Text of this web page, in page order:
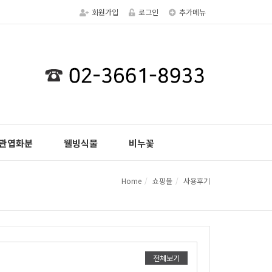
회원가입 로그인 추가메뉴
엽화분 웰빙식물 비누꽃
Home 쇼핑몰 사용후기
전체보기